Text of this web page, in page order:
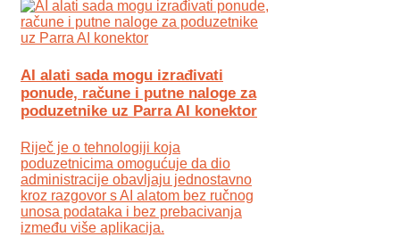
AI alati sada mogu izrađivati
ponude, račune i putne naloge za
poduzetnike uz Parra AI konektor
Riječ je o tehnologiji koja
poduzetnicima omogućuje da dio
administracije obavljaju jednostavno
kroz razgovor s AI alatom bez ručnog
unosa podataka i bez prebacivanja
između više aplikacija.